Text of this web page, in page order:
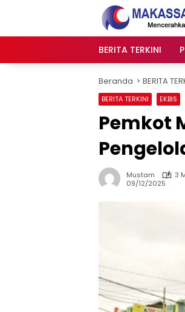
BERITA TERKINI
Beranda BERITA
BERITA TERKINI EKBIS
Pemkot
Mustam
3
09/12/2025